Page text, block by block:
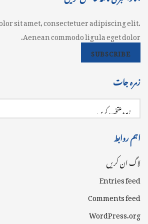
sit amet, consectetuer adipiscing elit.
Aenean commodo ligula eget dolor.
SUBSCRIBE
زمرہ جات
اہم روابط
لاگ ان کریں
Entries feed
Comments feed
WordPress.org